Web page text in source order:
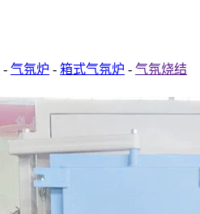
- 气氛炉 - 箱式气氛炉 - 气氛烧结